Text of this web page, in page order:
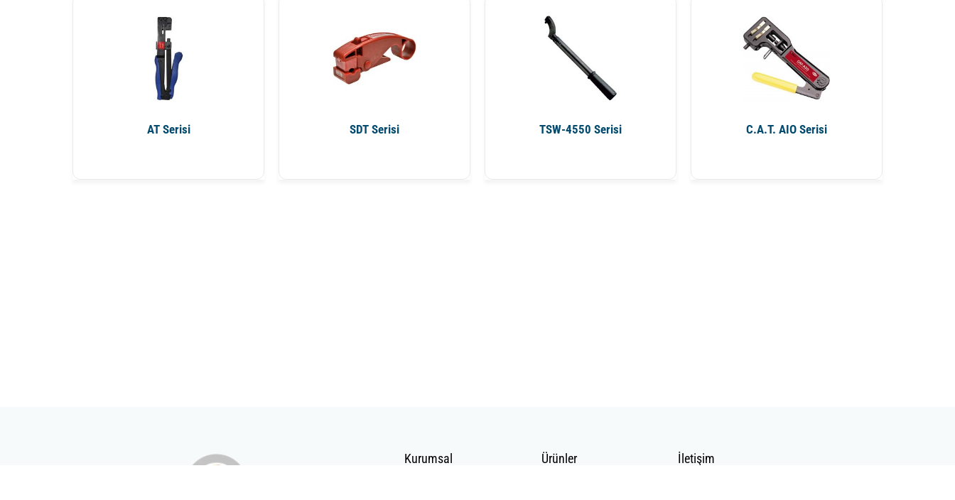
AT Serisi SDT Serisi TSW-4550 Serisi C.A.T. AIO Serisi
Kurumsal Ürünler İletişim